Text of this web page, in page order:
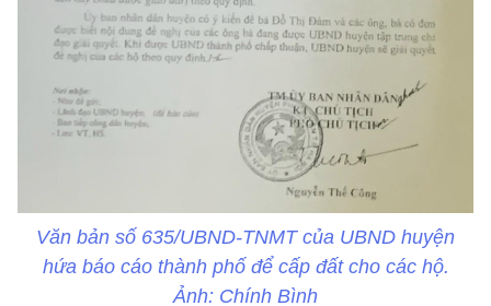
Văn bản số 635/UBND-TNMT của UBND huyện
hứa báo cáo thành phố để cấp đất cho các hộ.
Ảnh: Chính Bình